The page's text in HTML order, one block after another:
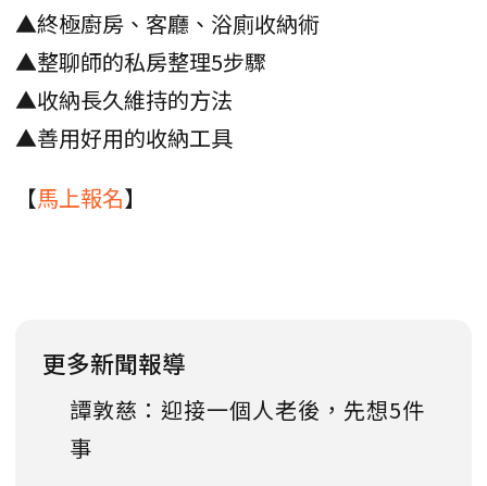
▲終極廚房、客廳、浴廁收納術
▲整聊師的私房整理5步驟
▲收納長久維持的方法
▲善用好用的收納工具
【馬上報名】
更多新聞報導
譚敦慈：迎接一個人老後，先想5件
事